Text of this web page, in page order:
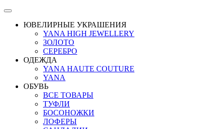
ЮВЕЛИРНЫЕ УКРАШЕНИЯ
YANA HIGH JEWELLERY
ЗОЛОТО
СЕРЕБРО
ОДЕЖДА
YANA HAUTE COUTURE
YANA
ОБУВЬ
ВСЕ ТОВАРЫ
ТУФЛИ
БОСОНОЖКИ
ЛОФЕРЫ